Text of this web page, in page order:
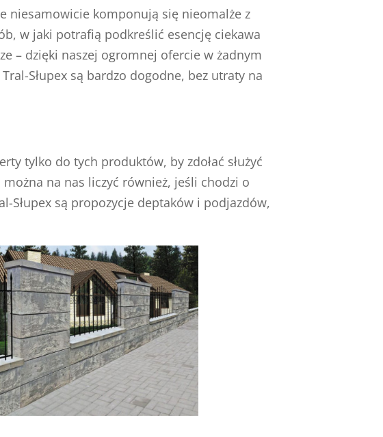
niesamowicie komponują się nieomalże z
w jaki potrafią podkreślić esencję ciekawa
– dzięki naszej ogromnej ofercie w żadnym
Słupex są bardzo dogodne, bez utraty na
tylko do tych produktów, by zdołać służyć
na nas liczyć również, jeśli chodzi o
Słupex są propozycje deptaków i podjazdów,